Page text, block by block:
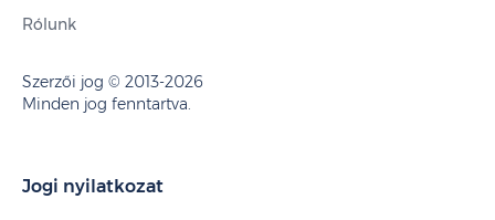
Rólunk
Szerzői jog © 2013-2026
Minden jog fenntartva.
Jogi nyilatkozat